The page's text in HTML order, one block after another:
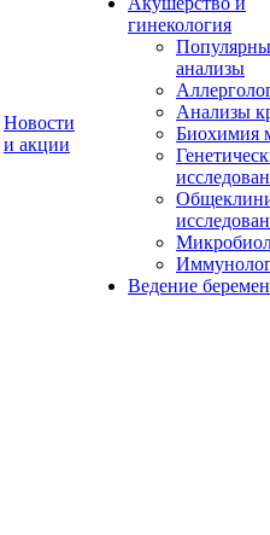
Новости
и акции
гинекология
анализы
Анализы
Биохимия
Ведение